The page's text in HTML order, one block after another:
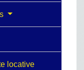
locative